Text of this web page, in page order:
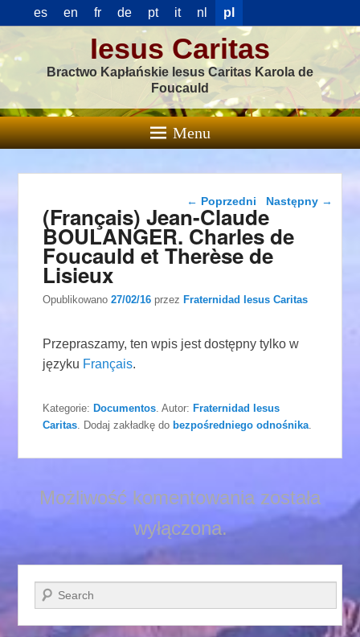
es en fr de pt it nl pl
Iesus Caritas
Bractwo Kapłańskie Iesus Caritas Karola de
Foucauld
Menu
Nawigacja wpisu
← Poprzedni Następny →
(Français) Jean-Claude
BOULANGER. Charles de
Foucauld et Therèse de
Lisieux
Opublikowano27/02/16 przezFraternidad Iesus Caritas
Przepraszamy, ten wpis jest dostępny tylko w
języku Français.
Kategorie:Documentos . Autor:Fraternidad Iesus
Caritas . Dodaj zakładkę do bezpośredniego odnośnika
Możliwość komentowania została
wyłączona.
Szukaj